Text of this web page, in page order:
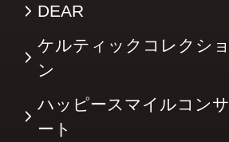
DEAR
ケルティックコレクショ
ン
ハッピースマイルコンサ
ート